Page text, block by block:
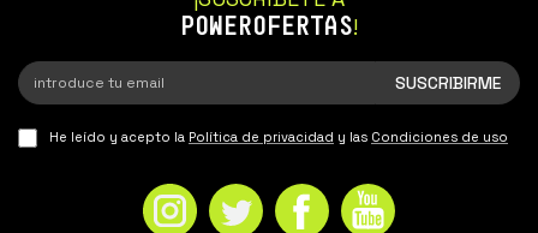
POWEROFERTAS!
He leído y acepto la Política de privacidad y las Condiciones de uso